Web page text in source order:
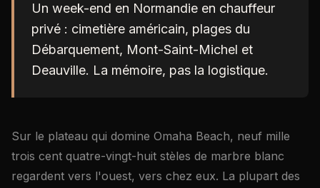
Un week-end en Normandie en chauffeur
privé : cimetière américain, plages du
Débarquement, Mont-Saint-Michel et
Deauville. La mémoire, pas la logistique.
Sur le plateau qui domine Omaha Beach, neuf mille
trois cent quatre-vingt-huit stèles de marbre blanc
regardent vers l'ouest, vers chez eux. La plupart des